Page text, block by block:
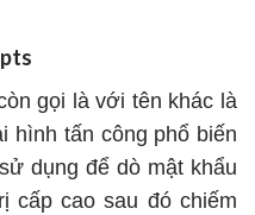
gọi là với tên khác là
hình tấn công phổ biến
dụng để dò mật khẩu
cấp cao sau đó chiếm